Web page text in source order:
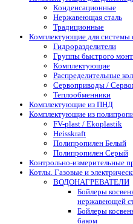
Конденсационные
Нержавеющая сталь
Традиционные
Комплектующие для системы
Гидроразделители
Группы быстрого
Комплектующие
Распределительные
Сервоприводы /
Теплообменники
Комплектующие из ПНД
Комплектующие из
FV-plast / Ekoplastik
Heisskraft
Полипропилен Белый
Полипропилен Серый
Контрольно-измерительные
Котлы. Газовые и
ВОДОНАГРЕВАТЕЛИ
Бойлеры
нержавеющей
Бойлеры
баком